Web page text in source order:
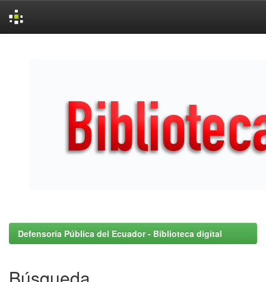
Defensoría Pública del Ecuador - Biblioteca digital